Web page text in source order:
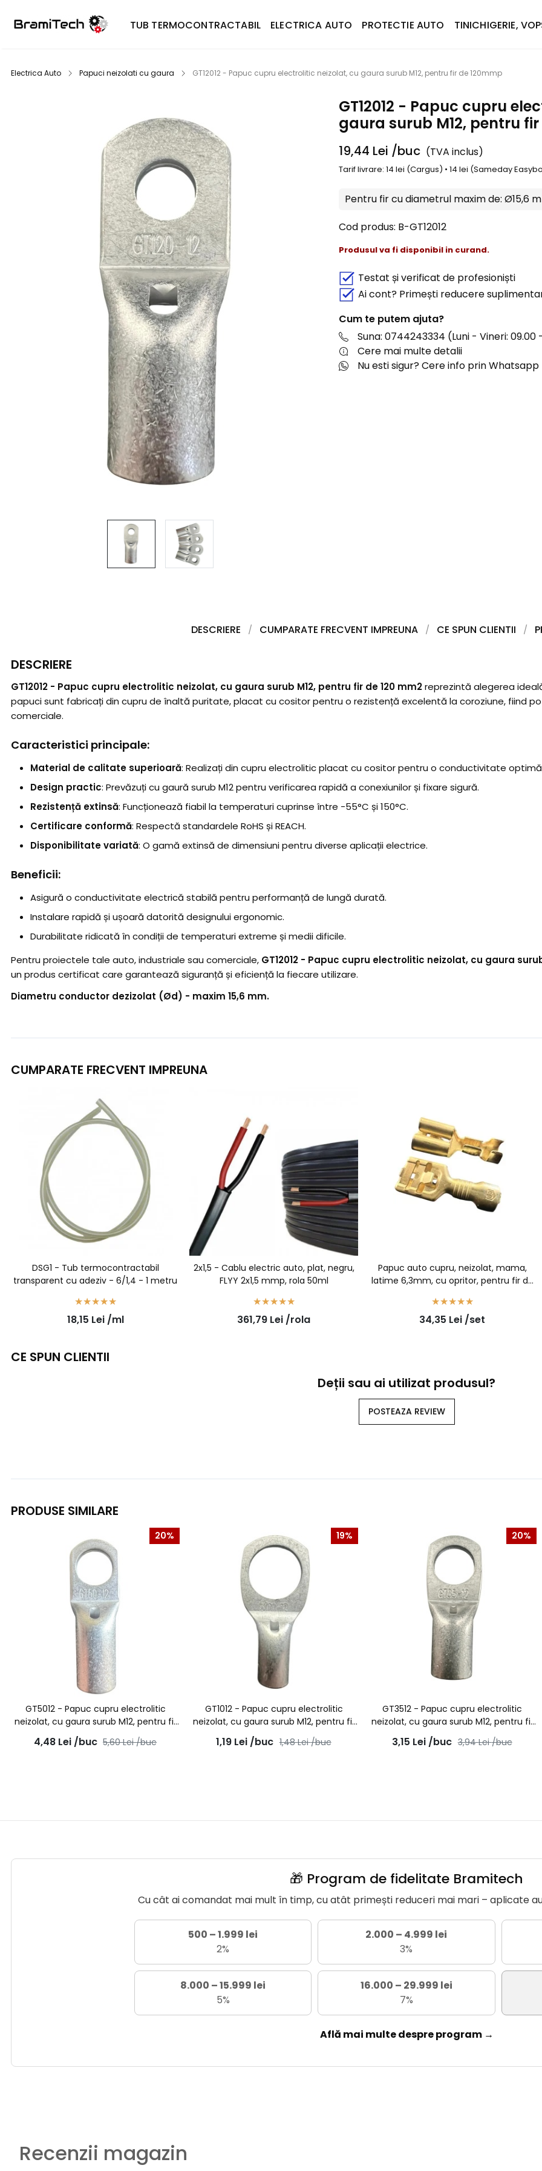
TUB TERMOCONTRACTABIL ELECTRICA AUTO PROTECTIE AUTO TINICHIGERIE,
Electrica Auto Papuci neizolati cu gaura GT12012 - Papuc cupru electrolitic neizolat, cu gaura surub M12, pentru fir de 120mmp
GT12012 - Papuc cupru
gaura surub M12, pentru
19,44 Lei /buc (TVA inclus)
Tarif livrare: 14 lei (Cargus) • 14 lei (Sameday
Cod produs: B-GT12012
Pentru fir cu diametrul maxim de: Ø15,6
Produsul va fi disponibil in curand.
Testat și verificat de profesioniști
Ai cont? Primești reducere
Cum te putem ajuta?
Suna: 0744243334 (Luni - Vineri: 09.00
Cere mai multe detalii
Nu esti sigur? Cere info prin Whatsapp
DESCRIERE CUMPARATE FRECVENT IMPREUNA CE SPUN CLIENTII
DESCRIERE
GT12012 - Papuc cupru electrolitic neizolat, cu gaura surub M12, pentru fir de 120 mm2reprezintă alegerea
papuci sunt fabricați din cupru de înaltă puritate, placat cu cositor pentru o rezistență excelentă la coroziune, fiind
comerciale.
Caracteristici principale:
Material de calitate superioară: Realizați din cupru electrolitic placat cu cositor pentru o conductivitate
Design practic: Prevăzuți cu gaură surub M12 pentru verificarea rapidă a conexiunilor și fixare sigură.
Rezistență extinsă: Funcționează fiabil la temperaturi cuprinse între -55°C și 150°C.
Certificare conformă: Respectă standardele RoHS și REACH.
Disponibilitate variată: O gamă extinsă de dimensiuni pentru diverse aplicații electrice.
Beneficii:
Asigură o conductivitate electrică stabilă pentru performanță de lungă durată.
Instalare rapidă și ușoară datorită designului ergonomic.
Durabilitate ridicată în condiții de temperaturi extreme și medii dificile.
Pentru proiectele tale auto, industriale sau comerciale, GT12012 - Papuc cupru electrolitic neizolat, cu gaura
un produs certificat care garantează siguranță și eficiență la fiecare utilizare.
Diametru conductor dezizolat (Ød) - maxim 15,6 mm.
CUMPARATE FRECVENT IMPREUNA
DSG1 - Tub termocontractabil
transparent cu adeziv - 6/1,4 - 1 metru
18,15 Lei /ml
2x1,5 - Cablu electric auto, plat, negru,
FLYY 2x1,5 mmp, rola 50ml
361,79 Lei /rola
Papuc auto cupru, neizolat, mama,
latime 6,3mm, cu opritor, pentru fir de
34,35 Lei /set
CE SPUN CLIENTII
Deții sau ai utilizat produsul?
POSTEAZA REVIEW
PRODUSE SIMILARE
20%
GT5012 - Papuc cupru electrolitic
neizolat, cu gaura surub M12, pentru fir
de 50mmp
4,48 Lei /buc 5,60Lei /buc
19%
GT1012 - Papuc cupru electrolitic
neizolat, cu gaura surub M12, pentru fir
de 10mmp
1,19 Lei /buc 1,48Lei /buc
20%
GT3512 - Papuc cupru electrolitic
neizolat, cu gaura surub M12, pentru fir
de 35mmp
3,15 Lei /buc 3,94Lei /buc
🎁 Program de fidelitate Bramitech
Cu cât ai comandat mai mult în timp, cu atât primești reduceri mai mari – aplicate
500 – 1.999 lei
2%
2.000 – 4.999 lei
3%
8.000 – 15.999 lei
5%
16.000 – 29.999 lei
7%
Află mai multe despre program →
Recenzii magazin